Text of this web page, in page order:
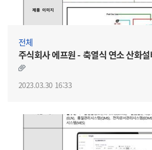
전체
주식회사 에프원 - 축열식 연소 산화
2023.03.30 16:33